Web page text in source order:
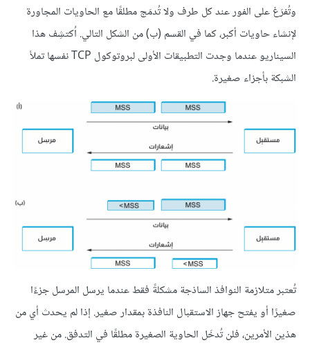
وتُفرَغ على الفور عند كل طرف ولا تُدمَج مطلقًا مع الحاويات المجاورة
لإنشاء حاويات أكبر، كما في القسم (ب) من الشكل التالي. اُكتشِف هذا
السيناريو عندما وجدت التطبيقات الأولى لبروتوكول TCP نفسها تملأ
الشبكة بأجزاء صغيرة.
تُعتبر متلازمة النوافذ الساذجة مشكلةً فقط عندما يرسل المرسل جزءًا
صغيرًا أو يفتح جهاز الاستقبال النافذة بمقدار صغير. إذا لم يحدث أي من
هذين الأمرين، فلن تُدخَل الحاوية الصغيرة مطلقًا في التدفق. من غير